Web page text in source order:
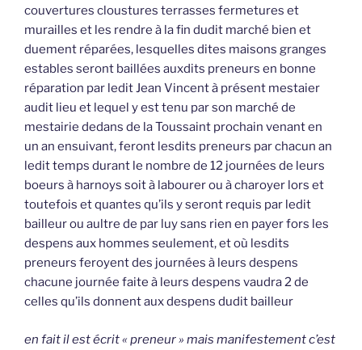
couvertures cloustures terrasses fermetures et
murailles et les rendre à la fin dudit marché bien et
duement réparées, lesquelles dites maisons granges
estables seront baillées auxdits preneurs en bonne
réparation par ledit Jean Vincent à présent mestaier
audit lieu et lequel y est tenu par son marché de
mestairie dedans de la Toussaint prochain venant en
un an ensuivant, feront lesdits preneurs par chacun an
ledit temps durant le nombre de 12 journées de leurs
boeurs à harnoys soit à labourer ou à charoyer lors et
toutefois et quantes qu’ils y seront requis par ledit
bailleur ou aultre de par luy sans rien en payer fors les
despens aux hommes seulement, et où lesdits
preneurs feroyent des journées à leurs despens
chacune journée faite à leurs despens vaudra 2 de
celles qu’ils donnent aux despens dudit bailleur
en fait il est écrit « preneur » mais manifestement c’est